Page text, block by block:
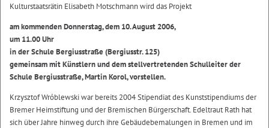
Kulturstaatsrätin Elisabeth Motschmann wird das Projekt
am kommenden Donnerstag, dem 10. August 2006,
um 11.00 Uhr
in der Schule Bergiusstraße (Bergiusstr. 125)
gemeinsam mit Künstlern und dem stellvertretenden Schulleiter der
Schule Bergiusstraße, Martin Korol, vorstellen.
Krzysztof Wróblewski war bereits 2004 Stipendiat des Kunststipendiums der
Bremer Heimstiftung und der Bremischen Bürgerschaft. Edeltraut Rath hat
sich über Jahre hinweg durch ihre Gebäudebemalungen in Bremen und im